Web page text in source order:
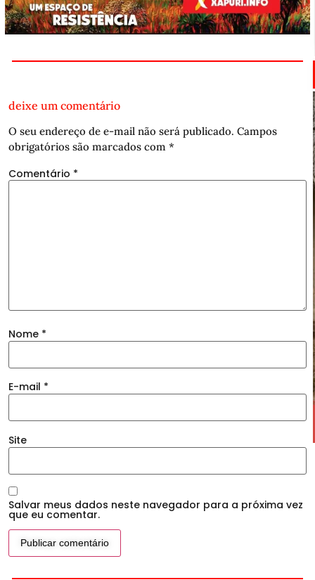
deixe um comentário
O seu endereço de e-mail não será publicado. Campos
obrigatórios são marcados com *
Comentário *
Nome *
E-mail *
Site
Salvar meus dados neste navegador para a próxima vez
que eu comentar.